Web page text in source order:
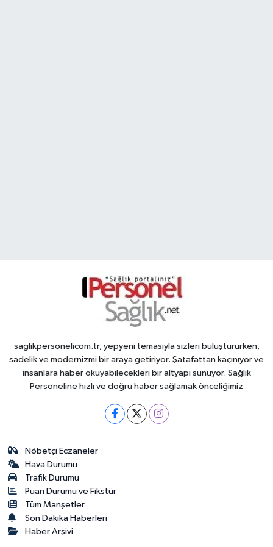
saglikpersonelicom.tr, yepyeni temasıyla sizleri buluştururken,
sadelik ve modernizmi bir araya getiriyor. Şatafattan kaçınıyor ve
insanlara haber okuyabilecekleri bir altyapı sunuyor. Sağlık
Personeline hızlı ve doğru haber sağlamak önceliğimiz
Nöbetçi Eczaneler
Hava Durumu
Trafik Durumu
Puan Durumu ve Fikstür
Tüm Manşetler
Son Dakika Haberleri
Haber Arşivi